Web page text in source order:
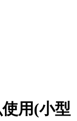
用(小型